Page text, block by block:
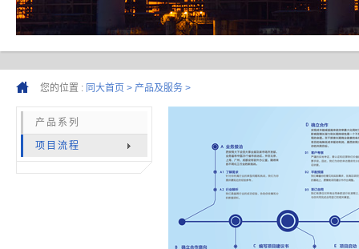
您的位置 : 同大首页 > 产品及服务 >
产品系列
项目流程